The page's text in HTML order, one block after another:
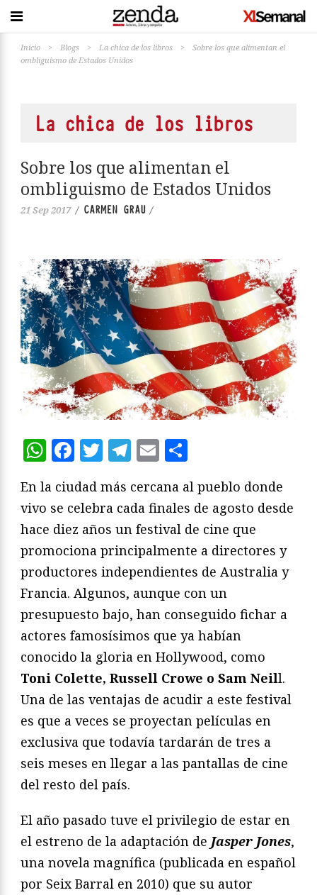
Inicio > Blogs > La chica de los libros >
Sobre los que alimentan el
ombliguismo de Estados Unidos
La chica de los libros
Sobre los que alimentan el
ombliguismo de Estados Unidos
21 Sep 2017 / CARMEN GRAU /
WhatsApp
Facebook
Twitter
Telegram
Email
En la ciudad más cercana al pueblo donde
vivo se celebra cada finales de agosto desde
hace diez años un festival de cine que
promociona principalmente a directores y
productores independientes de Australia y
Francia. Algunos, aunque con un
presupuesto bajo, han conseguido fichar a
actores famosísimos que ya habían
conocido la gloria en Hollywood, como
Toni Colette, Russell Crowe o Sam Neill.
Una de las ventajas de acudir a este festival
es que a veces se proyectan películas en
exclusiva que todavía tardarán de tres a
seis meses en llegar a las pantallas de cine
del resto del país.
El año pasado tuve el privilegio de estar en
el estreno de la adaptación de Jasper Jones,
una novela magnífica (publicada en español
por Seix Barral en 2010) que su autor